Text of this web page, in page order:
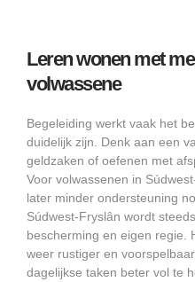
Leren wonen met
volwassene
Begeleiding werkt vaak het
duidelijk zijn. Denk aan een
geldzaken of oefenen met
Voor volwassenen in
later minder ondersteuning
Súdwest-Fryslân wordt
bescherming en eigen regie.
weer rustiger en
dagelijkse taken beter vol te